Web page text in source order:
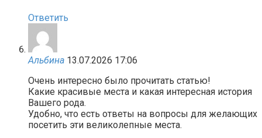
Ответить
Альбина 13.07.2026 17:06
Очень интересно было прочитать статью!
Какие красивые места и какая интересная история
Вашего рода.
Удобно, что есть ответы на вопросы для желающих
посетить эти великолепные места.